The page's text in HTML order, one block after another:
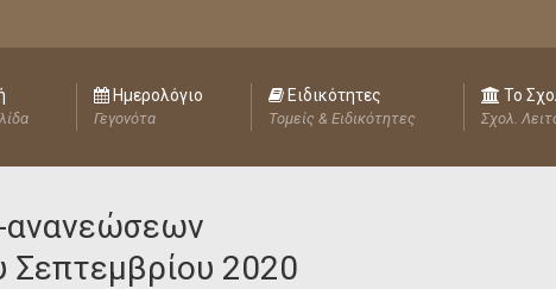
Ημερολόγιο
Γεγονότα
Ειδικότητες
Τομείς & Ειδικότητες
Το
Σχολ.
ανανεώσεων
2020